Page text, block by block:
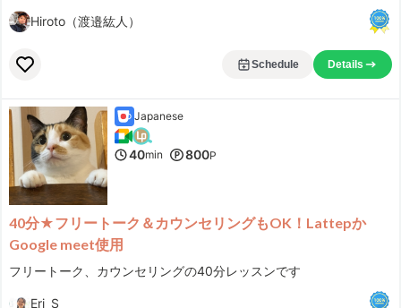
Hiroto（渡邉紘人）
Schedule Details
40分★フリートーク＆カウンセリングもOK！Lattepか
Google meet使用
フリートーク、カウンセリングの40分レッスンです
Japanese
40min 800P
Eri_S